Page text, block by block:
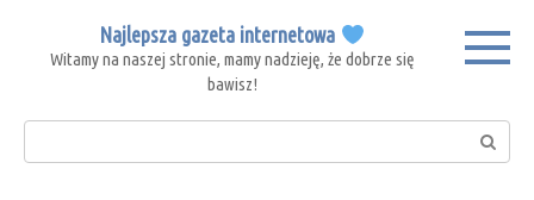
content
Najlepsza gazeta internetowa
Witamy na naszej stronie, mamy nadzieję, że dobrze się
bawisz!
Search: